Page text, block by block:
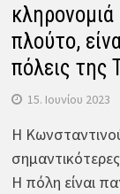
κληρονομιά
πλούτο,
πόλεις της
15. Ιουνίου 2023
Η
Η πόλη είναι